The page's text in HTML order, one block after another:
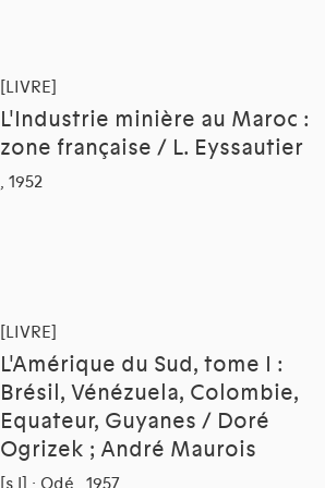
[LIVRE]
L'Industrie minière au Maroc :
zone française / L. Eyssautier
, 1952
[LIVRE]
L'Amérique du Sud, tome I :
Brésil, Vénézuela, Colombie,
Equateur, Guyanes / Doré
Ogrizek ; André Maurois
[s.l] : Odé , 1957